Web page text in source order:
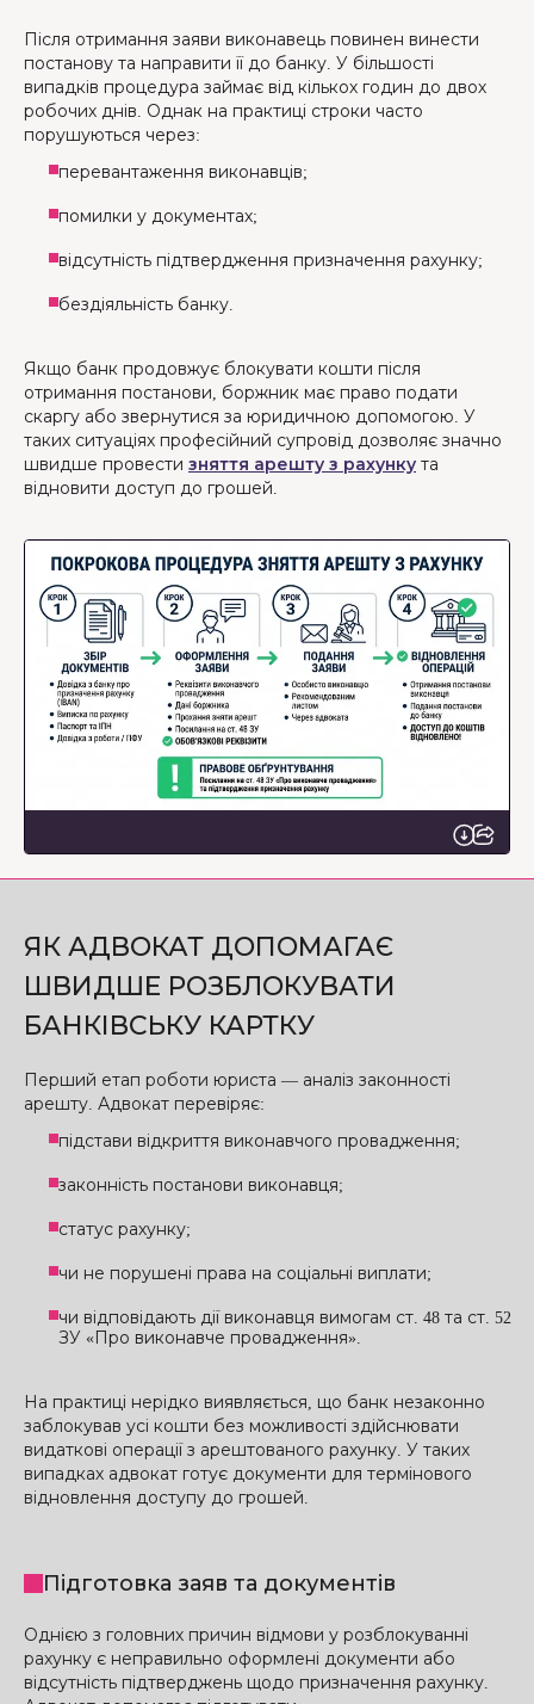
Після отримання заяви виконавець повинен винести
постанову та направити її до банку. У більшості
випадків процедура займає від кількох годин до двох
робочих днів. Однак на практиці строки часто
порушуються через:
перевантаження виконавців;
помилки у документах;
відсутність підтвердження призначення рахунку;
бездіяльність банку.
Якщо банк продовжує блокувати кошти після
отримання постанови, боржник має право подати
скаргу або звернутися за юридичною допомогою. У
таких ситуаціях професійний супровід дозволяє значно
швидше провести зняття арешту з рахунку та
відновити доступ до грошей.
ЯК АДВОКАТ ДОПОМАГАЄ
ШВИДШЕ РОЗБЛОКУВАТИ
БАНКІВСЬКУ КАРТКУ
Перший етап роботи юриста — аналіз законності
арешту. Адвокат перевіряє:
підстави відкриття виконавчого провадження;
законність постанови виконавця;
статус рахунку;
чи не порушені права на соціальні виплати;
чи відповідають дії виконавця вимогам ст. 48 та ст. 52
ЗУ «Про виконавче провадження».
На практиці нерідко виявляється, що банк незаконно
заблокував усі кошти без можливості здійснювати
видаткові операції з арештованого рахунку. У таких
випадках адвокат готує документи для термінового
відновлення доступу до грошей.
Підготовка заяв та документів
Однією з головних причин відмови у розблокуванні
рахунку є неправильно оформлені документи або
відсутність підтверджень щодо призначення рахунку.